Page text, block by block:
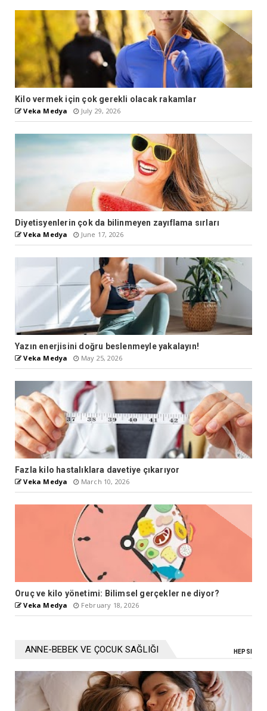
Kilo vermek için çok gerekli olacak rakamlar
Veka Medya July 29, 2026
Diyetisyenlerin çok da bilinmeyen zayıflama sırları
Veka Medya June 17, 2026
Yazın enerjisini doğru beslenmeyle yakalayın!
Veka Medya May 25, 2026
Fazla kilo hastalıklara davetiye çıkarıyor
Veka Medya March 10, 2026
Oruç ve kilo yönetimi: Bilimsel gerçekler ne diyor?
Veka Medya February 18, 2026
ANNE-BEBEK VE ÇOCUK SAĞLIĞI HEPSI